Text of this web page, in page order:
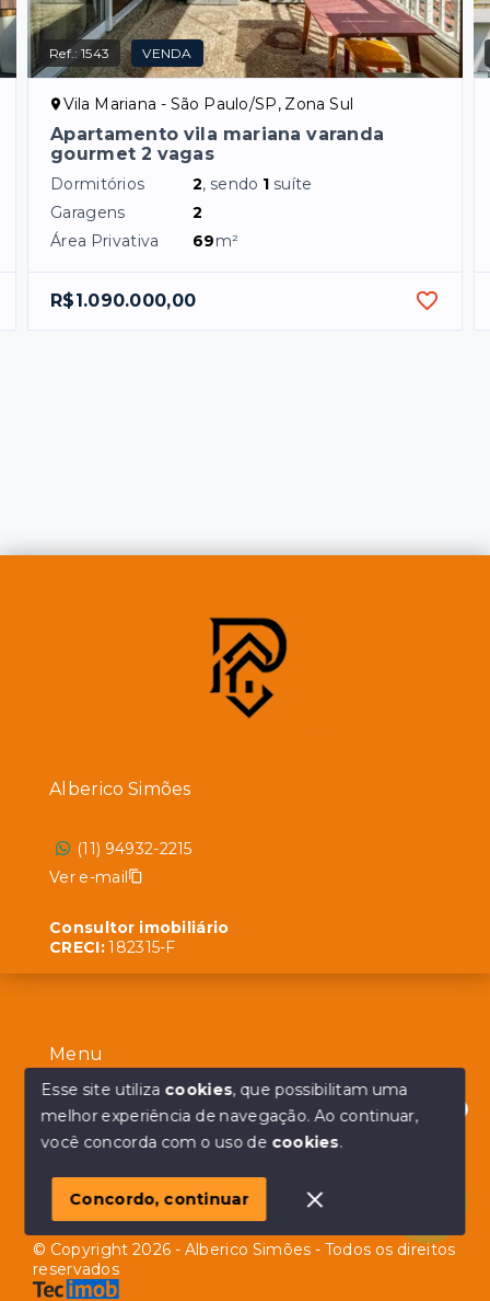
Ref.:1543 VENDA
Vila Mariana - São Paulo/SP, Zona Sul
Apartamento vila mariana varanda
gourmet 2 vagas
Dormitórios 2, sendo 1 suíte
Garagens
2
Área Privativa
69m²
R$1.090.000,00
Olá! em posso ajudar?
Menu
Início
Sobre
© Copyright 2026 - Alberico Simões - Todos os direitos
reservados
Alberico Simões
(11) 94932-2215
Ver e-mail
Consultor imobiliário
CRECI:182315-F
Esse site utiliza cookies, que possibilitam uma
melhor experiência de navegação.Ao continuar,
você concorda com o uso de cookies.
Concordo, continuar